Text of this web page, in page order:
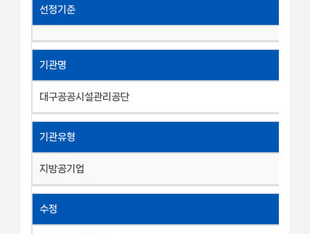
선정기준
기관명
대구공공시설관리공단
기관유형
지방공기업
수정